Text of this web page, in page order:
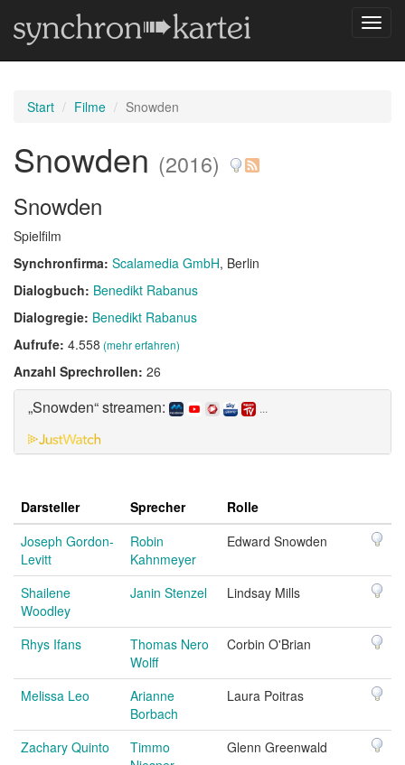
Start Filme Snowden
Snowden (2016)
Snowden
Spielfilm
Synchronfirma: Scalamedia GmbH, Berlin
Dialogbuch: Benedikt Rabanus
Dialogregie: Benedikt Rabanus
Aufrufe: 4.558 (mehr erfahren)
Anzahl Sprechrollen: 26
„Snowden“ streamen: ...
Darsteller Sprecher
Rolle
Joseph Gordon-
Levitt
Robin
Kahnmeyer
Edward Snowden
Shailene
Woodley
Janin Stenzel Lindsay Mills
Rhys Ifans
Thomas Nero
Wolff
Corbin O'Brian
Melissa Leo
Arianne
Borbach
Laura Poitras
Zachary Quinto
Timmo
Glenn Greenwald